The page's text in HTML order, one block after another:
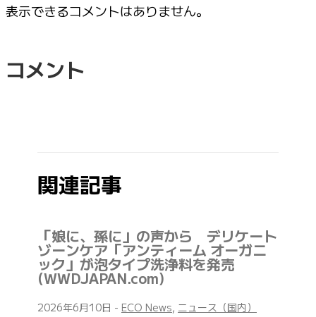
表示できるコメントはありません。
コメント
関連記事
「娘に、孫に」の声から デリケート
ゾーンケア「アンティーム オーガニ
ック」が泡タイプ洗浄料を発売
(WWDJAPAN.com)
2026年6月10日 - ECO News, ニュース（国内）